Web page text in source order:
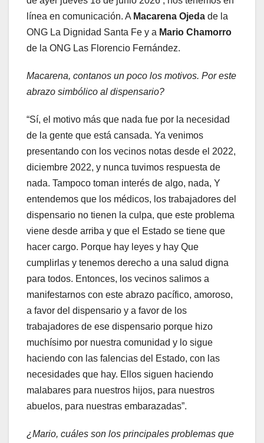
línea en comunicación. A Macarena Ojeda de la
ONG La Dignidad Santa Fe y a Mario Chamorro
de la ONG Las Florencio Fernández.
Macarena, contanos un poco los motivos. Por este
abrazo simbólico al dispensario?
“Sí, el motivo más que nada fue por la necesidad
de la gente que está cansada. Ya venimos
presentando con los vecinos notas desde el 2022,
diciembre 2022, y nunca tuvimos respuesta de
nada. Tampoco toman interés de algo, nada, Y
entendemos que los médicos, los trabajadores del
dispensario no tienen la culpa, que este problema
viene desde arriba y que el Estado se tiene que
hacer cargo. Porque hay leyes y hay Que
cumplirlas y tenemos derecho a una salud digna
para todos. Entonces, los vecinos salimos a
manifestarnos con este abrazo pacífico, amoroso,
a favor del dispensario y a favor de los
trabajadores de ese dispensario porque hizo
muchísimo por nuestra comunidad y lo sigue
haciendo con las falencias del Estado, con las
necesidades que hay. Ellos siguen haciendo
malabares para nuestros hijos, para nuestros
abuelos, para nuestras embarazadas”.
¿Mario, cuáles son los principales problemas que